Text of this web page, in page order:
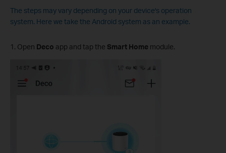
The steps may vary depending on your device's operation
system. Here we take the Android system as an example.
1. Open Deco app and tap the Smart Home module.